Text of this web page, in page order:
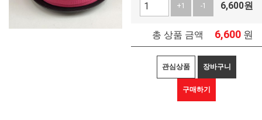
+1 -1 6,600원
총 상품 금액 6,600 원
관심상품 장바구니
구매하기